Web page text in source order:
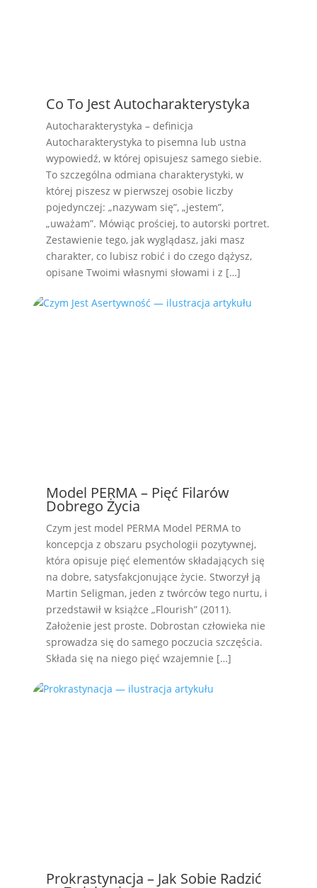
Co To Jest Autocharakterystyka
Autocharakterystyka – definicja
Autocharakterystyka to pisemna lub ustna
wypowiedź, w której opisujesz samego siebie.
To szczególna odmiana charakterystyki, w
której piszesz w pierwszej osobie liczby
pojedynczej: „nazywam się”, „jestem”,
„uważam”. Mówiąc prościej, to autorski portret.
Zestawienie tego, jak wyglądasz, jaki masz
charakter, co lubisz robić i do czego dążysz,
opisane Twoimi własnymi słowami i z […]
Model PERMA – Pięć Filarów
Dobrego Życia
Czym jest model PERMA Model PERMA to
koncepcja z obszaru psychologii pozytywnej,
która opisuje pięć elementów składających się
na dobre, satysfakcjonujące życie. Stworzył ją
Martin Seligman, jeden z twórców tego nurtu, i
przedstawił w książce „Flourish” (2011).
Założenie jest proste. Dobrostan człowieka nie
sprowadza się do samego poczucia szczęścia.
Składa się na niego pięć wzajemnie […]
Prokrastynacja – Jak Sobie Radzić